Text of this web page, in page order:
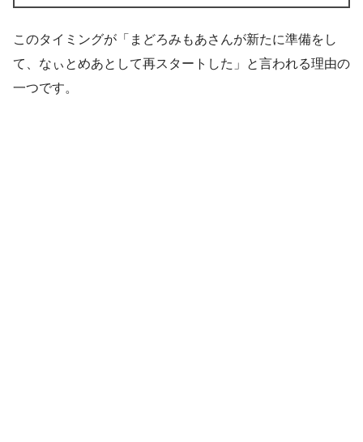
このタイミングが「まどろみもあさんが新たに準備をし
て、なぃとめあとして再スタートした」と言われる理由の
一つです。